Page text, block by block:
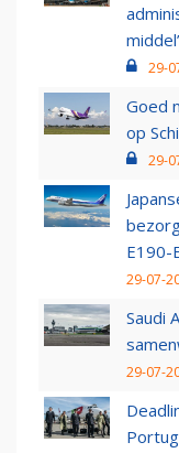
middel’
29-
Goed
op
29-
E190-
29-07-
Saudi
29-07-